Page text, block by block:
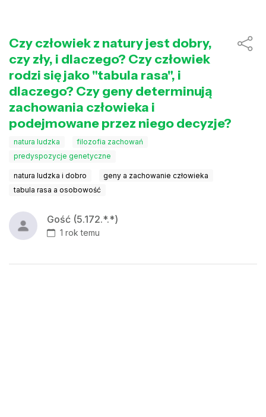
Czy człowiek z natury jest dobry,
czy zły, i dlaczego? Czy człowiek
rodzi się jako "tabula rasa", i
dlaczego? Czy geny determinują
zachowania człowieka i
podejmowane przez niego decyzje?
natura ludzka
filozofia zachowań
predyspozycje genetyczne
natura ludzka i dobro
geny a zachowanie człowieka
tabula rasa a osobowość
Gość (5.172.*.*)
1 rok temu